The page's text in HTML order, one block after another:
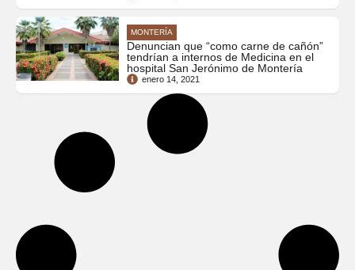
MONTERÍA
Denuncian que “como carne de cañón”
tendrían a internos de Medicina en el
hospital San Jerónimo de Montería
enero 14, 2021